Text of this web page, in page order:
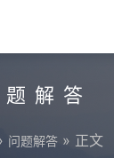
题解答
问题解答 » 正文